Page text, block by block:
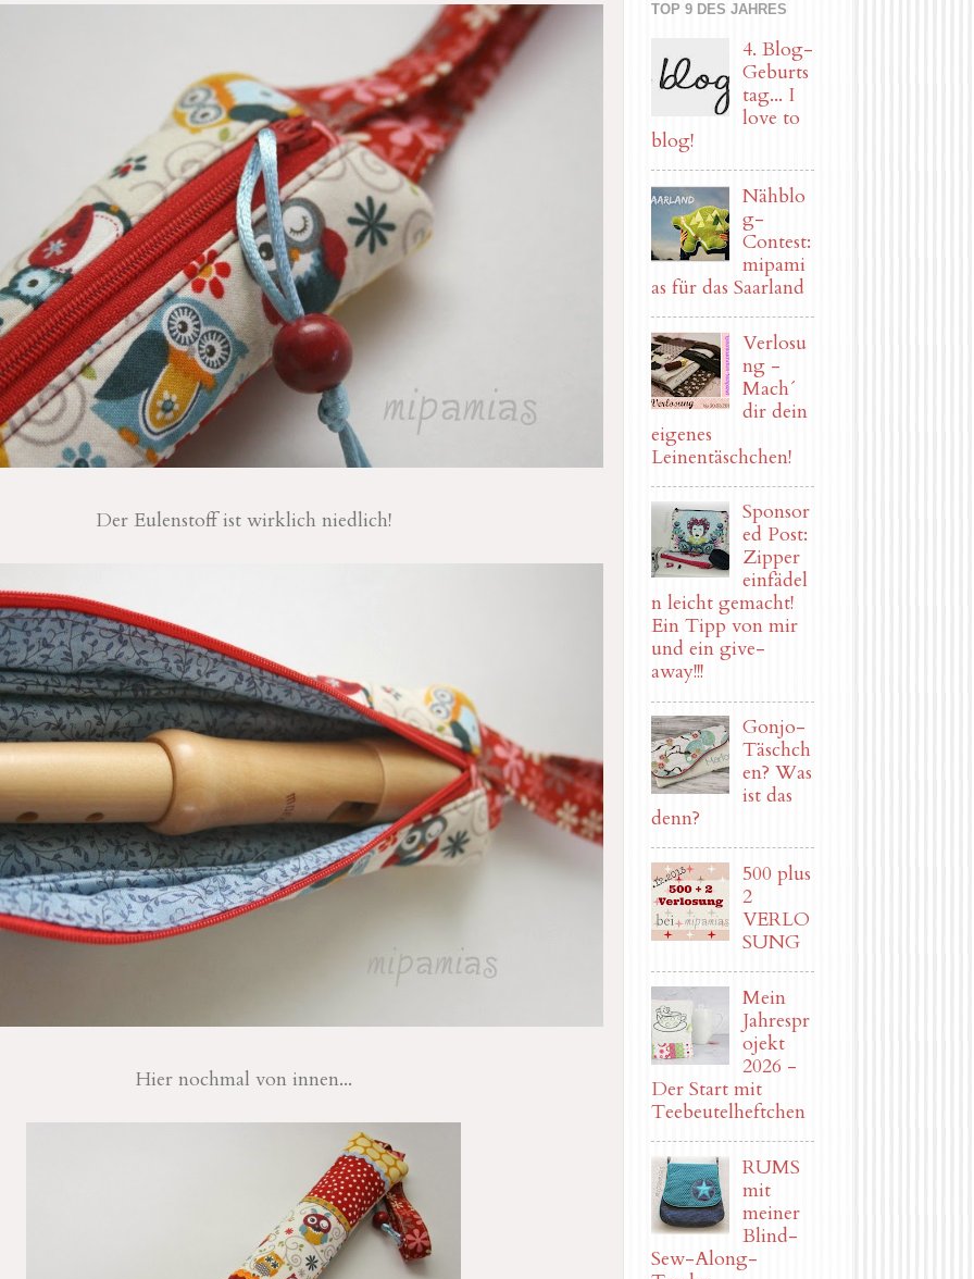
Der Eulenstoff ist wirklich niedlich!
Hier nochmal von innen...
TOP 9 DES JAHRES
4. Blog-
Geburts
tag... I
love to
blog!
Nähblo
g-
Contest:
mipami
as für das Saarland
Verlosu
ng -
Mach´
dir dein
eigenes
Leinentäschchen!
Sponsor
ed Post:
Zipper
einfädel
n leicht gemacht!
Ein Tipp von mir
und ein give-
away!!!
Gonjo-
Täschch
en? Was
ist das
denn?
500 plus
2
VERLO
SUNG
Mein
Jahrespr
ojekt
2026 -
Der Start mit
Teebeutelheftchen
RUMS
mit
meiner
Blind-
Sew-Along-